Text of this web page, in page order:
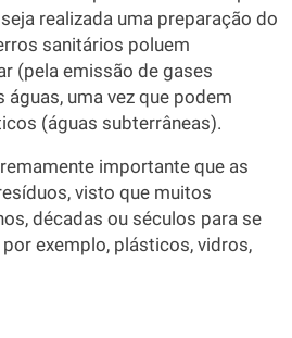
realizada uma preparação do
sanitários poluem
(pela emissão de gases
águas, uma vez que podem
(águas subterrâneas).
importante que as
visto que muitos
décadas ou séculos para se
exemplo, plásticos, vidros,